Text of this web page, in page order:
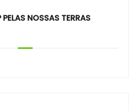
NOSSAS TERRAS